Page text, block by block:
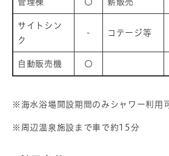
管理棟 〇 薪販売
サイトシン
ク
- コテージ等
自動販売機 〇
※海水浴場開設期間のみシャワー利用可
※周辺温泉施設まで車で約15分